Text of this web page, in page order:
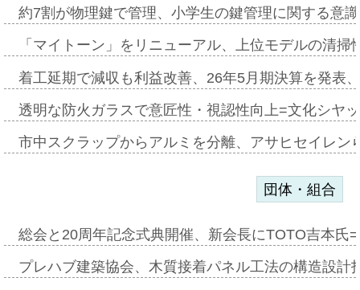
約7割が物理鍵で管理、小学生の鍵管理に関する意
「マイトーン」をリニューアル、上位モデルの清
着工延期で減収も利益改善、26年5月期決算を発表
透明な防火ガラスで意匠性・視認性向上=文化シヤ
市中スクラップからアルミを分離、アサヒセイレ
団体・組合
総会と20周年記念式典開催、新会長にTOTO吉本氏
プレハブ建築協会、木質接着パネル工法の構造設